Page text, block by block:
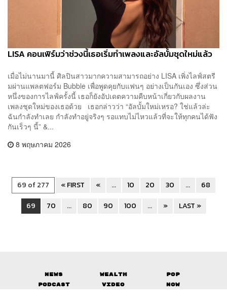
LISA คอนเฟิร์มว่าช่วงนี้เธอเริ่มทำเพลงและอัลบั้มชุดใหม่แล้ว
เมื่อไม่นานมานี้ ศิลปินสาวมากความสามารถอย่าง LISA เพิ่งไลฟ์สตรี
มผ่านแพลตฟอร์ม Bubble เพื่อพูดคุยกับแฟนๆ อย่างเป็นกันเอง ซึ่งส่วน
หนึ่งของการไลฟ์ครั้งนี้ เธอก็ยังอัปเดตความคืบหน้าเกี่ยวกับผลงาน
เพลงชุดใหม่ของเธอด้วย เธอกล่าวว่า “อัลบั้มใหม่เหรอ? ใช่แล้วล่ะ
ฉันกำลังทำเลย กำลังทำอยู่จริงๆ รอแทบไม่ไหวแล้วที่จะให้ทุกคนได้ฟัง
กันเร็วๆ นี้” &...
8 พฤษภาคม 2026
69 of 277 « FIRST « ... 10 20 30 ...
68
69
70 ... 80 90 100 ... » LAST »
News Wealth
Pop
Podcast
Video
Now